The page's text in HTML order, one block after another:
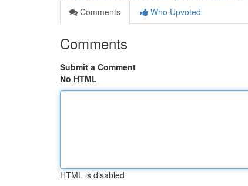
Comments
Who Upvoted
Comments
Submit a Comment
No HTML
HTML is disabled